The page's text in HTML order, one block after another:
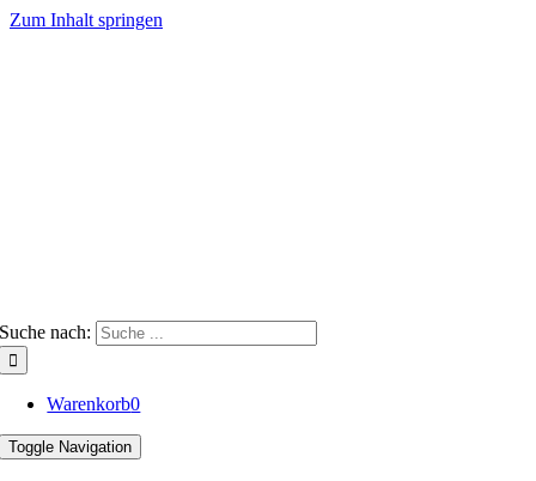
Zum Inhalt springen
Suche nach:
Warenkorb0
Toggle Navigation